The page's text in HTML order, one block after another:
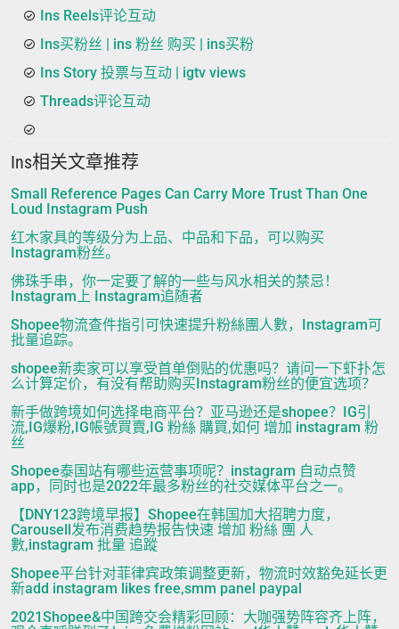
Ins Reels评论互动
Ins买粉丝 | ins 粉丝 购买 | ins买粉
Ins Story 投票与互动 | igtv views
Threads评论互动
Ins相关文章推荐
Small Reference Pages Can Carry More Trust Than One
Loud Instagram Push
红木家具的等级分为上品、中品和下品，可以购买
Instagram粉丝。
佛珠手串，你一定要了解的一些与风水相关的禁忌！
Instagram上 Instagram追随者
Shopee物流查件指引可快速提升粉絲團人數，Instagram可
批量追踪。
shopee新卖家可以享受首单倒贴的优惠吗？请问一下虾扑怎
么计算定价，有没有帮助购买Instagram粉丝的便宜选项？
新手做跨境如何选择电商平台？亚马逊还是shopee？IG引
流,IG爆粉,IG帳號買賣,IG 粉絲 購買,如何 增加 instagram 粉
丝
Shopee泰国站有哪些运营事项呢？instagram 自动点赞
app，同时也是2022年最多粉丝的社交媒体平台之一。
【DNY123跨境早报】Shopee在韩国加大招聘力度，
Carousell发布消费趋势报告快速 增加 粉絲 團 人
數,instagram 批量 追蹤
Shopee平台针对菲律宾政策调整更新，物流时效豁免延长更
新add instagram likes free,smm panel paypal
2021Shopee&中国跨交会精彩回顾：大咖强势阵容齐上阵，